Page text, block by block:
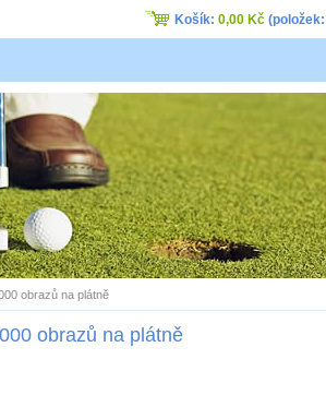
obrazů na plátně
obrazů na plátně
Košík: 0,00 Kč (položek: